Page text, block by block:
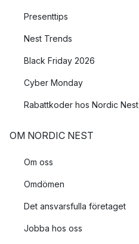
Presenttips
Nest Trends
Black Friday 2026
Cyber Monday
Rabattkoder hos Nordic Nest
OM NORDIC NEST
Om oss
Omdömen
Det ansvarsfulla företaget
Jobba hos oss